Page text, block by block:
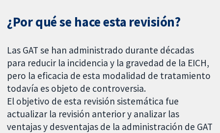
¿Por qué se hace esta revisión?
Las GAT se han administrado durante décadas
para reducir la incidencia y la gravedad de la EICH,
pero la eficacia de esta modalidad de tratamiento
todavía es objeto de controversia.
El objetivo de esta revisión sistemática fue
actualizar la revisión anterior y analizar las
ventajas y desventajas de la administración de GAT